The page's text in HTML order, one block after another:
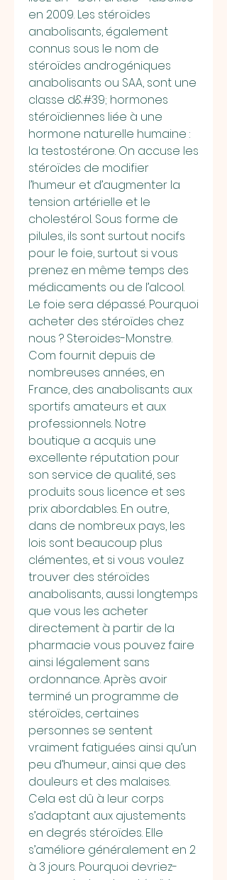
en 2009. Les stéroïdes
anabolisants, également
connus sous le nom de
stéroïdes androgéniques
anabolisants ou SAA, sont une
classe d&#39; hormones
stéroïdiennes liée à une
hormone naturelle humaine :
la testostérone. On accuse les
stéroïdes de modifier
l’humeur et d’augmenter la
tension artérielle et le
cholestérol. Sous forme de
pilules, ils sont surtout nocifs
pour le foie, surtout si vous
prenez en même temps des
médicaments ou de l’alcool.
Le foie sera dépassé. Pourquoi
acheter des stéroïdes chez
nous ? Steroides-Monstre.
Com fournit depuis de
nombreuses années, en
France, des anabolisants aux
sportifs amateurs et aux
professionnels. Notre
boutique a acquis une
excellente réputation pour
son service de qualité, ses
produits sous licence et ses
prix abordables. En outre,
dans de nombreux pays, les
lois sont beaucoup plus
clémentes, et si vous voulez
trouver des stéroïdes
anabolisants, aussi longtemps
que vous les acheter
directement à partir de la
pharmacie vous pouvez faire
ainsi légalement sans
ordonnance. Après avoir
terminé un programme de
stéroïdes, certaines
personnes se sentent
vraiment fatiguées ainsi qu’un
peu d’humeur, ainsi que des
douleurs et des malaises.
Cela est dû à leur corps
s’adaptant aux ajustements
en degrés stéroïdes. Elle
s’améliore généralement en 2
à 3 jours. Pourquoi devriez-